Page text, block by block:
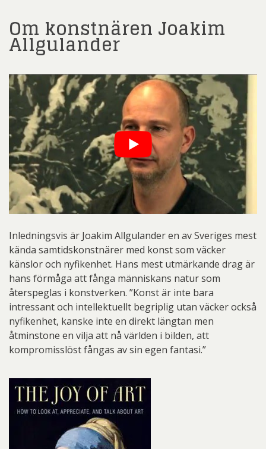
Om konstnären Joakim
Allgulander
Inledningsvis är Joakim Allgulander en av Sveriges mest
kända samtidskonstnärer med konst som väcker
känslor och nyfikenhet. Hans mest utmärkande drag är
hans förmåga att fånga människans natur som
återspeglas i konstverken. ”Konst är inte bara
intressant och intellektuellt begriplig utan väcker också
nyfikenhet, kanske inte en direkt längtan men
åtminstone en vilja att nå världen i bilden, att
kompromisslöst fångas av sin egen fantasi.”